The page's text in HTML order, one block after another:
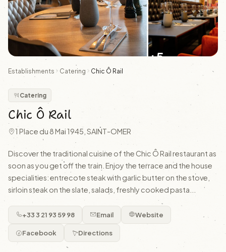
+5
Establishments Catering Chic Ô Rail
Catering
Chic Ô Rail
1 Place du 8 Mai 1945, SAINT-OMER
Discover the traditional cuisine of the Chic Ô Rail restaurant as
soon as you get off the train. Enjoy the terrace and the house
specialities: entrecote steak with garlic butter on the stove,
sirloin steak on the slate, salads, freshly cooked pasta...
+33 3 21 93 59 98 Email Website
Facebook Directions